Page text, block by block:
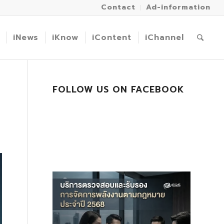
Contact Ad-information
iNews iKnow iContent iChannel
FOLLOW US ON FACEBOOK